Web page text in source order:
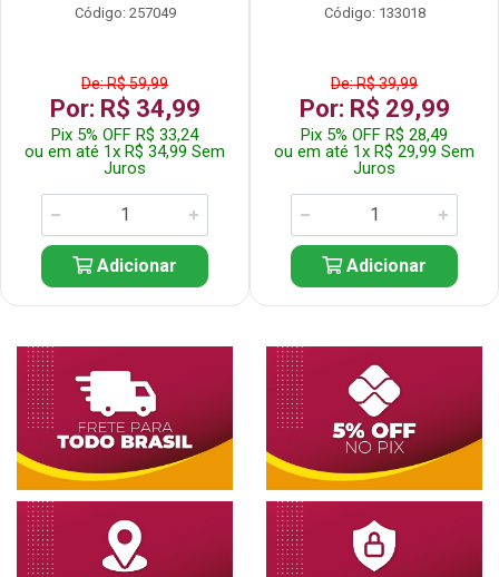
Código: 257049
De: R$ 59,99
Por: R$ 34,99
Pix 5% OFF R$ 33,24
ou em até 1x R$ 34,99 Sem
Juros
Adicionar
Código: 133018
De: R$ 39,99
Por: R$ 29,99
Pix 5% OFF R$ 28,49
ou em até 1x R$ 29,99 Sem
Juros
Adicionar